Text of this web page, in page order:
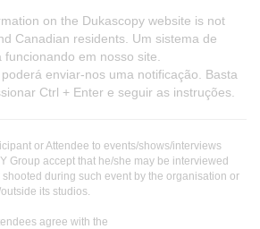
on the Dukascopy website is not
Canadian residents. Um sistema de
em nosso site.
enviar-nos uma notificação. Basta
Ctrl + Enter e seguir as instruções.
or Attendee to events/shows/interviews
Group accept that he/she may be interviewed
during such event by the organisation or
its studios.
agree with the